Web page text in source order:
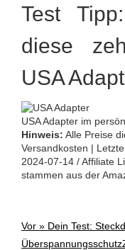
Test
diese
USA
USA Adapter im
Hinweis: Alle Preise
Versandkosten |
2024-07-14 / Affiliate
stammen aus der
Post
Vor » Dein Test:
Überspannungsschutz